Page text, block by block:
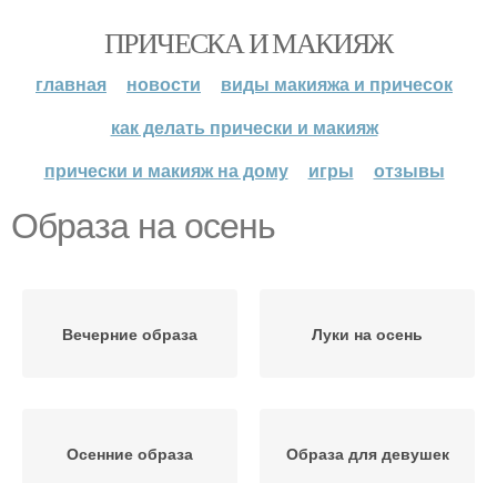
ПРИЧЕСКА И МАКИЯЖ
главная новости
виды макияжа и причесок
как делать прически и макияж
прически и макияж на дому
игры отзывы
Образа на осень
Вечерние образа Луки на осень
Осенние образа Образа для девушек